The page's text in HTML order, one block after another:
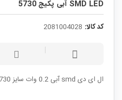
SMD LED آبی پکیج 5730
کد کالا: 2081004028
ال ای دی smd آبی 0.2 وات سایز 5730